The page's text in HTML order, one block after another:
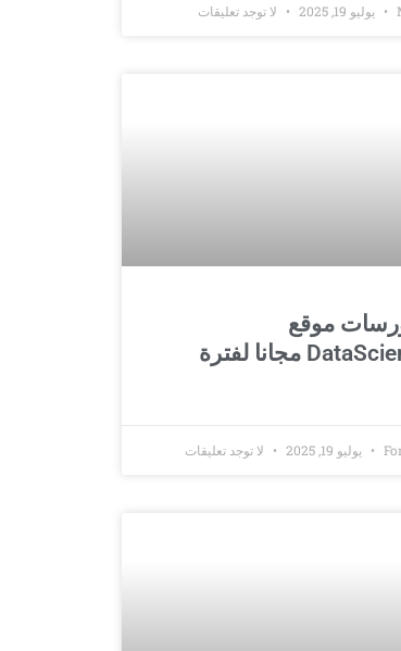
يوليو 19, 2025 لا توجد تعليقات
موقع
DataScience365 مجانا لفترة
يوليو 19, 2025 لا توجد تعليقات